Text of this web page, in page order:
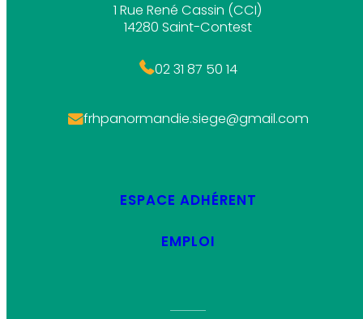
1 Rue René Cassin (CCI)
14280 Saint-Contest
02 31 87 50 14
frhpanormandie.siege@gmail.com
ESPACE ADHÉRENT
EMPLOI